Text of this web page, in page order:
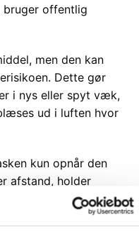
bruger offentlig
men den kan
Dette gør
i nys eller spyt væk,
ud i luften hvor
kun opnår den
afstand, holder
anbefalinger fra